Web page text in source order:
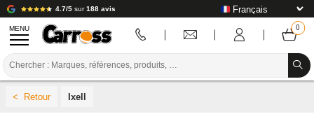
4.7/5 sur188 avis
MENU
Ixell